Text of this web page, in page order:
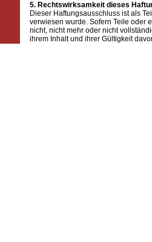
5. Rechtswirksamkeit dieses
Dieser Haftungsausschluss ist als
verwiesen wurde. Sofern Teile oder
nicht, nicht mehr oder nicht
ihrem Inhalt und ihrer Gültigkeit